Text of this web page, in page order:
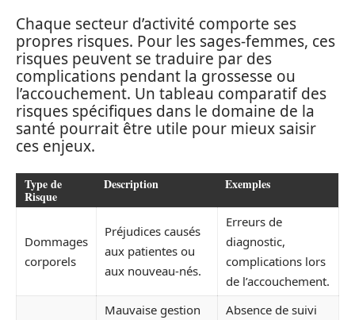
Chaque secteur d’activité comporte ses
propres risques. Pour les sages-femmes, ces
risques peuvent se traduire par des
complications pendant la grossesse ou
l’accouchement. Un tableau comparatif des
risques spécifiques dans le domaine de la
santé pourrait être utile pour mieux saisir
ces enjeux.
Type de
Risque
Description Exemples
Dommages
corporels
Préjudices causés
aux patientes ou
aux nouveau-nés.
Erreurs de
diagnostic,
complications lors
de l’accouchement.
Mauvaise gestion
Absence de suivi